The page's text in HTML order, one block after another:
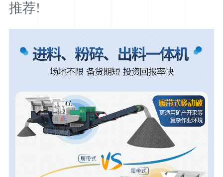
推荐!